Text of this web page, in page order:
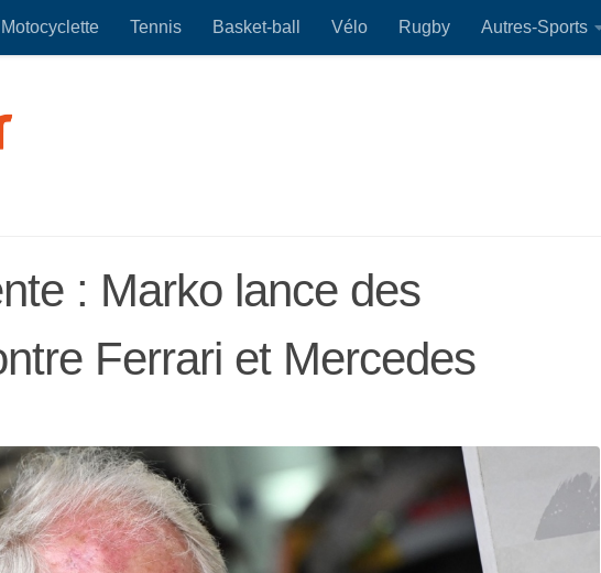
Motocyclette Tennis Basket-ball Vélo Rugby Autres-Sports
: Marko lance des
Ferrari et Mercedes